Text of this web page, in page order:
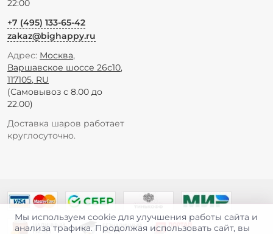
22:00
+7 (495) 133-65-42
zakaz@bighappy.ru
Адрес: Москва,
Варшавское шоссе 26с10,
117105, RU
(Самовывоз с 8.00 до
22.00)
Доставка шаров работает
круглосуточно.
Мы используем cookie для улучшения работы сайта и
анализа трафика. Продолжая использовать сайт, вы